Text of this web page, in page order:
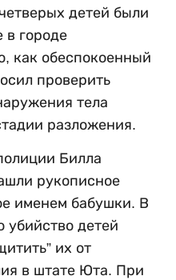
детей были
в городе
как обеспокоенный
проверить
тела
разложения.
Билла
рукописное
именем бабушки. В
убийство детей
их от
в штате Юта. При